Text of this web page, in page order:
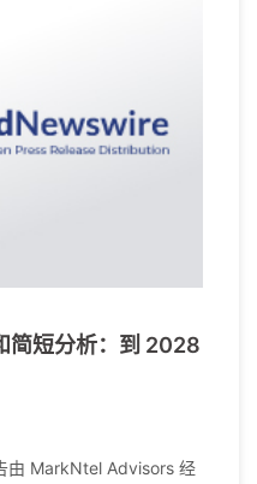
简短分析：到 2028
由 MarkNtel Advisors 经